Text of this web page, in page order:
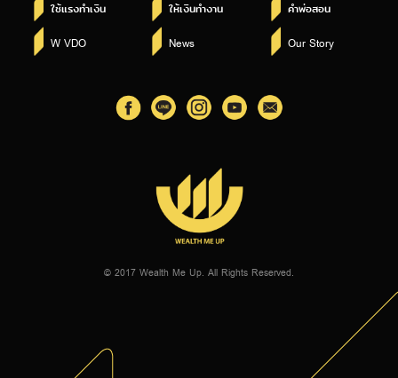
ใช้แรงทำเงิน ให้เงินทำงาน คำพ่อสอน
W VDO News Our Story
© 2017 Wealth Me Up. All Rights Reserved.